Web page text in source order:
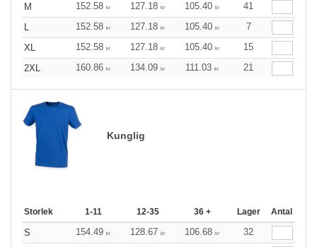
M
152.58 kr 127.18 kr 105.40 kr
41
L
152.58 kr 127.18 kr 105.40 kr
7
XL
152.58 kr 127.18 kr 105.40 kr
15
2XL
160.86 kr 134.09 kr 111.03 kr 21
Kunglig
Storlek 1-11 12-35 36 + Lager Antal
S 154.49 kr 128.67 kr 106.68 kr
32